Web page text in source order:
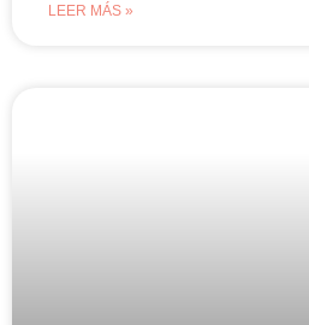
LEER MÁS »